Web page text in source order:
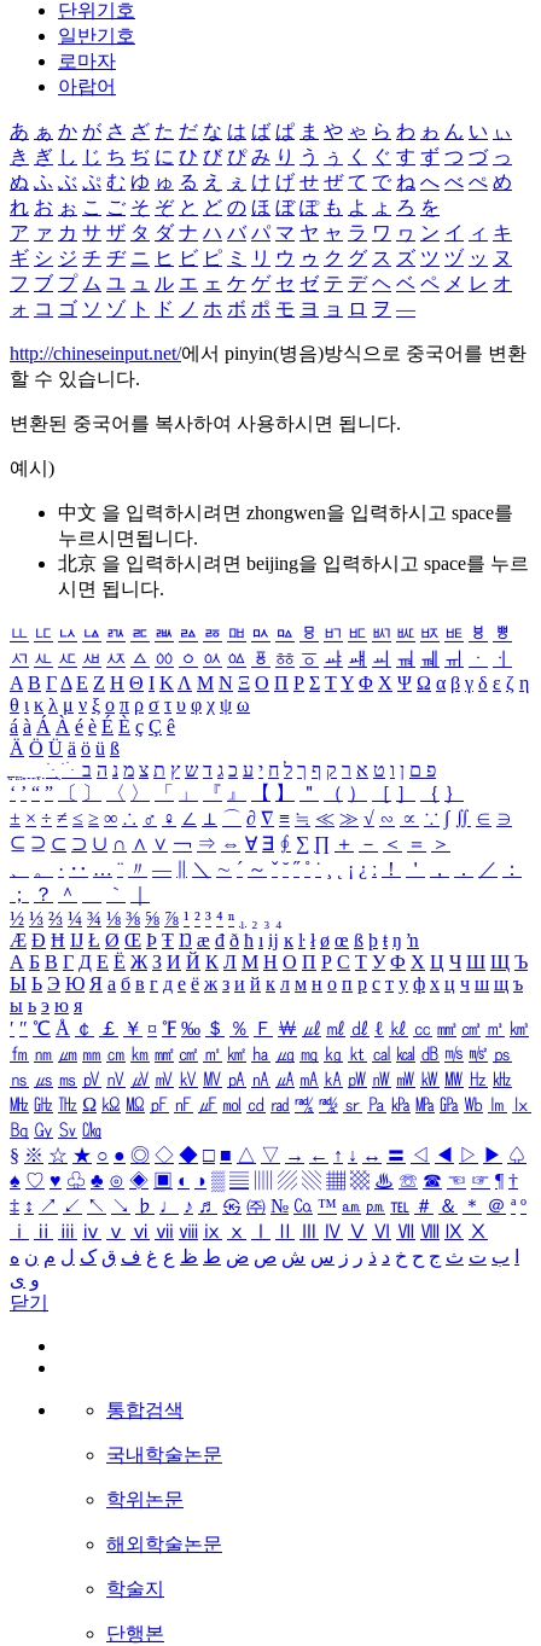
단위기호
일반기호
로마자
아랍어
あ ぁ か が さ ざ た だ な は ば ぱ ま や ゃ ら わ ゎ ん い ぃ
き ぎ し じ ち ぢ に ひ び ぴ み り う ぅ く ぐ す ず つ づ っ
ぬ ふ ぶ ぷ む ゆ ゅ る え ぇ け げ せ ぜ て で ね へ べ ぺ め
れ お ぉ こ ご そ ぞ と ど の ほ ぼ ぽ も よ ょ ろ を
ア ァ カ サ ザ タ ダ ナ ハ バ パ マ ヤ ャ ラ ワ ヮ ン イ ィ キ
ギ シ ジ チ ヂ ニ ヒ ビ ピ ミ リ ウ ゥ ク グ ス ズ ツ ヅ ッ ヌ
フ ブ プ ム ユ ュ ル エ ェ ケ ゲ セ ゼ テ デ ヘ ベ ペ メ レ オ
ォ コ ゴ ソ ゾ ト ド ノ ホ ボ ポ モ ヨ ョ ロ ヲ ―
http://chineseinput.net/에서 pinyin(병음)방식으로 중국어를 변환
할 수 있습니다.
변환된 중국어를 복사하여 사용하시면 됩니다.
예시)
中文 을 입력하시려면 zhongwen을 입력하시고 space를
누르시면됩니다.
北京 을 입력하시려면 beijing을 입력하시고 space를 누르
시면 됩니다.
ㅥ ㅦ ㅧ ㅨ ㅩ ㅪ ㅫ ㅬ ㅭ ㅮ ㅯ ㅰ ㅱ ㅲ ㅳ ㅴ ㅵ ㅶ ㅷ ㅸ
ㅹ
ㅺ ㅻ ㅼ ㅽ ㅾ ㅿ ㆀ ㆁ ㆂ ㆃ ㆄ ㆅ ㆆ ㆇ ㆈ ㆉ ㆊ ㆋ ㆌ ㆍ
ㆎ
Α Β ΓΔ Ε Ζ Η Θ Ι ΚΛ Μ Ν Ξ Ο Π Ρ Σ ΤΥ Φ Χ Ψ Ω α β γ δ ε ζ η
θ ι κ λ μ ν ξ ο π ρ σ τ υ φ χ ψ ω
á à Á À é è É È ç Ç ê
Ä Ö Ü ä ö ü ß
ִֶֹ ֻּ ׁׂ פ ם ן ו ט א ר ק ף ך ל ח י ע כ ג ד ש ץ ת צ מ נ ה ב
‘ ’ “ ” 〔 〕 〈 〉 「 」 『 』 【 】 ＂ （ ） ［ ］ ｛ ｝
± × ÷ ≠ ≤ ≥ ∞ ∴ ♂ ♀ ∠ ⊥ ⌒ ∂ ∇ ≡ ≒ ≪ ≫ √ ∽ ∝ ∵ ∫ ∬ ∈ ∋
⊆ ⊇ ⊂ ⊃ ∪ ∩ ∧ ∨ ￢ ⇒ ⇔ ∀ ∃ ∮ ∑ ∏ ＋ － ＜ ＝
＞
、
。 · ‥ … ¨ 〃 ― ＼ ∼ ´ ～ ˇ ˘ ˝ ˚ ˙ ¸ ¡ ¿ ː ！ ＇ ， ． ／
：
；
？ ＾ ｀
½ ⅓ ⅔ ¼ ¾ ⅛ ⅜ ⅝ ⅞ ¹ ² ³ ⁴ ⁿ ₁ ₂ ₃ ₄
Æ Ð Ħ Ĳ Ł Ø Œ Þ Ŧ Ŋ æ đ ð ħ ı ĳ ĸ ŀ ł ø œ ß þ ŧ ŋ ŉ
А Б В Г Д Е Ё Ж З И Й К Л М Н О П Р С Т У Ф Х Ц Ч Ш Щ Ъ
Ы Ь Э Ю Я а б в г д е ё ж з и й к л м н о п р с т у ф х ц ч ш щ ъ
ы ь э ю я
′ ″ ℃ Å ￠ ￡ ￥ ¤ ℉ ‰ ＄ ％ Ｆ ￦ ㎕ ㎖ ㎗ ℓ ㎘ ㏄ ㎣ ㎤ ㎥ ㎦
㎙ ㎚ ㎛ ㎜ ㎝ ㎞ ㎟ ㎠ ㎡ ㎢ ㏊ ㎍ ㎎ ㎏ ㏏ ㎈ ㎉ ㏈ ㎧ ㎨ ㎰
㎱ ㎲ ㎳ ㎴ ㎵ ㎶ ㎷ ㎸ ㎹ ㎀ ㎁ ㎂ ㎃ ㎄ ㎺ ㎻ ㎽ ㎾ ㎿ ㎐ ㎑
㎒ ㎓ ㎔ Ω ㏀ ㏁ ㎊ ㎋ ㎌ ㏖ ㏅ ㎭ ㎮ ㎯ ㏛ ㎩ ㎪ ㎫ ㎬ ㏝ ㏐
㏓
㏃ ㏉ ㏜ ㏆
§ ※ ☆ ★ ○ ● ◎ ◇ ◆ □ ■ △ ▽ → ← ↑ ↓ ↔ 〓 ◁ ◀ ▷ ▶ ♤
♠ ♡ ♥ ♧ ♣ ⊙ ◈ ▣ ◐ ◑ ▒ ▤ ▨ ▧ ▦ ▩ ♨ ☏ ☎ ☜ ☞ ¶ †
‡ ↕ ↗ ↙ ↖ ↘ ♭ ♩ ♪ ♬ ㉿ ㈜ № ㏇ ™ ㏂ ㏘ ℡ ＃ ＆ ＊ ＠ ª º
ⅰ
ⅱ ⅲ ⅳ ⅴ ⅵ ⅶ ⅷ ⅸ ⅹ Ⅳ Ⅴ Ⅵ Ⅶ Ⅷ Ⅸ Ⅹ
ب ت ث ج ح خ د ذ ر ز س ش ص ض ط ظ ع غ ف ق ک ل م ن ه
و ی
닫기
통합검색
국내학술논문
학위논문
해외학술논문
학술지
단행본